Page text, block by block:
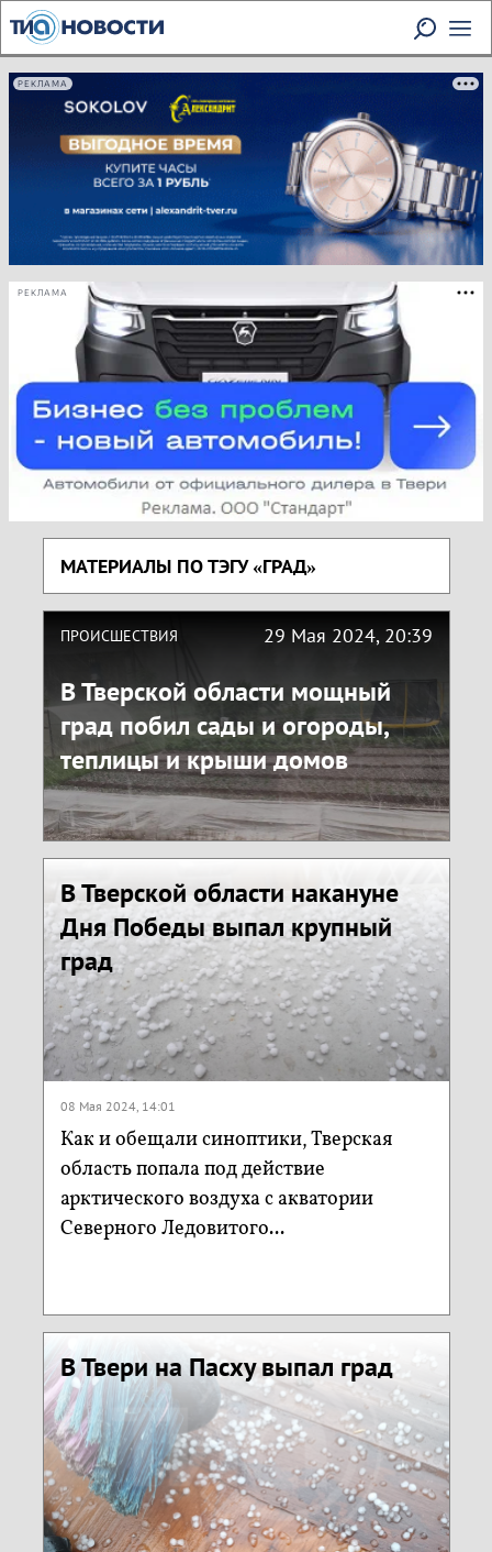
РЕКЛАМА
РЕКЛАМА
МАТЕРИАЛЫ ПО ТЭГУ «ГРАД»
ПРОИСШЕСТВИЯ 29 Мая 2024, 20:39
В Тверской области мощный
град побил сады и огороды,
теплицы и крыши домов
В Тверской области накануне
Дня Победы выпал крупный
град
08 Мая 2024, 14:01
Как и обещали синоптики, Тверская
область попала под действие
арктического воздуха с акватории
Северного Ледовитого...
В Твери на Пасху выпал град